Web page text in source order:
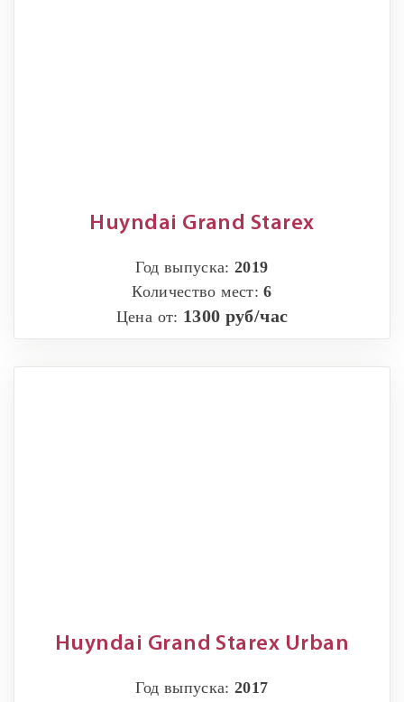
Huyndai Grand Starex
Год выпуска:2019
Количество мест:6
Цена от: 1300 руб/час
Huyndai Grand Starex Urban
Год выпуска:2017